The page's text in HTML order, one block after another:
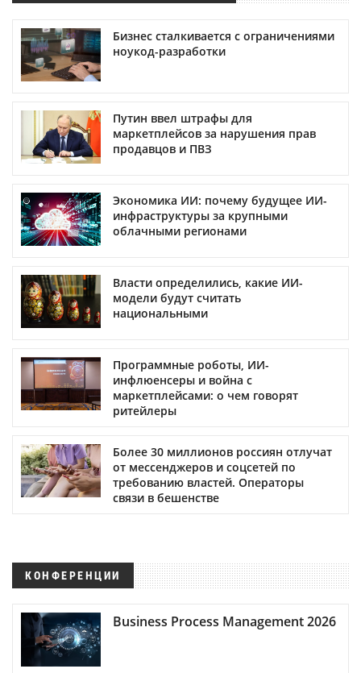
Бизнес сталкивается с ограничениями
ноукод-разработки
Путин ввел штрафы для
маркетплейсов за нарушения прав
продавцов и ПВЗ
Экономика ИИ: почему будущее ИИ-
инфраструктуры за крупными
облачными регионами
Власти определились, какие ИИ-
модели будут считать
национальными
Программные роботы, ИИ-
инфлюенсеры и война с
маркетплейсами: о чем говорят
ритейлеры
Более 30 миллионов россиян отлучат
от мессенджеров и соцсетей по
требованию властей. Операторы
связи в бешенстве
КОНФЕРЕНЦИИ
Business Process Management 2026